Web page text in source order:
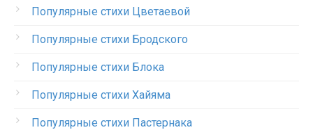
Популярные стихи Цветаевой
Популярные стихи Бродского
Популярные стихи Блока
Популярные стихи Хайяма
Популярные стихи Пастернака